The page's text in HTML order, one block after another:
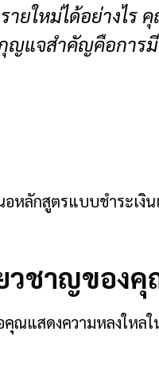
ยใหม่ได้อย่างไร
ญแจสำคัญคือการ
อหลักสูตรแบบชำระเ
วชาญของ
ณแสดงความหลงให